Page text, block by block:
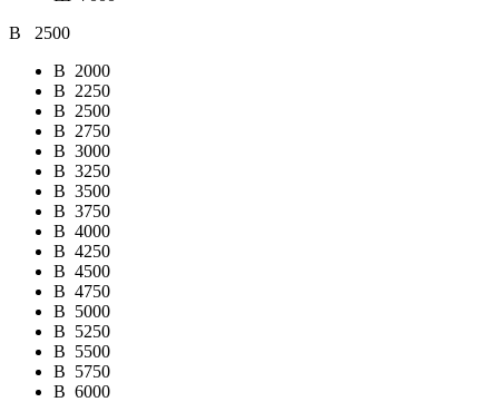
В 2500
В 2000
В 2250
В 2500
В 2750
В 3000
В 3250
В 3500
В 3750
В 4000
В 4250
В 4500
В 4750
В 5000
В 5250
В 5500
В 5750
В 6000